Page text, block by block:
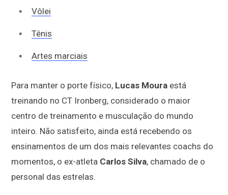
Vôlei
Tênis
Artes marciais
Para manter o porte físico, Lucas Moura está
treinando no CT Ironberg, considerado o maior
centro de treinamento e musculação do mundo
inteiro. Não satisfeito, ainda está recebendo os
ensinamentos de um dos mais relevantes coachs do
momentos, o ex-atleta Carlos Silva, chamado de o
personal das estrelas.